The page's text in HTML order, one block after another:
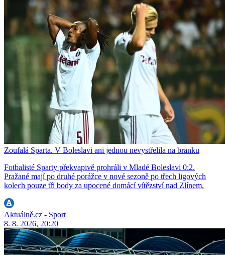
Zoufalá Sparta. V Boleslavi ani jednou nevystřelila na branku
Fotbalisté Sparty překvapivě prohráli v Mladé Boleslavi 0:2.
Pražané mají po druhé porážce v nové sezoně po třech ligových
kolech pouze tři body za upocené domácí vítězství nad Zlínem.
Aktuálně.cz - Sport
8. 8. 2026, 20:20